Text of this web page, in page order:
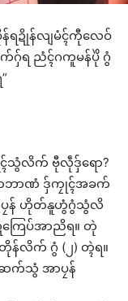
ရဍိုန်လျမံၚ်ကီုလေဝ်
ဂှ်ရ ညံၚ်ဂကူမန်ပိုဲ ဂွံ
သွံလိက် ဗီုလဵုဒှ်ရော?
ဘာဏံ ဒှ်ကၠုၚ်အခက်
ပၠန် ဟိုတ်နူဟွံဂွံသွံလိ
ြေပ်အာညိရ။ တုဲ
န်လိက် ဂွံ (၂) တ္ၚဲရ။
ဆက်သွံ အာပၠန်